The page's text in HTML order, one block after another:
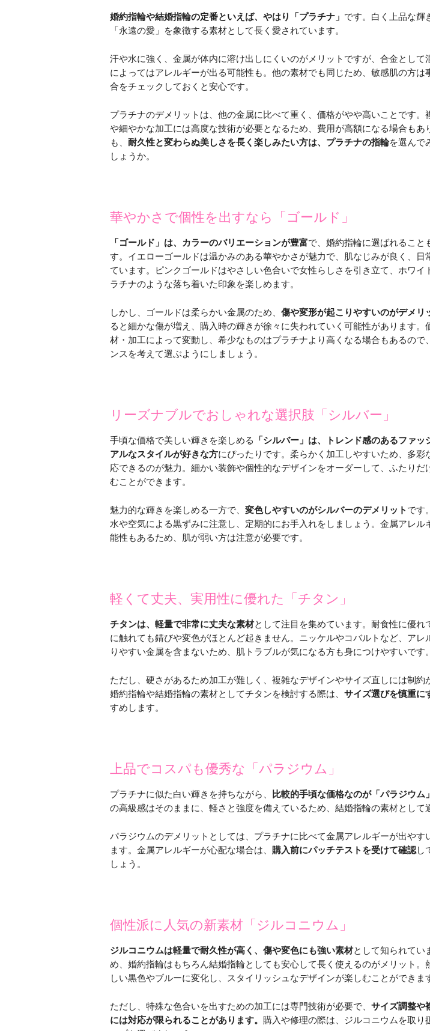
婚約指輪や結婚指輪の定番といえば、やはり「プラチナ」 です。白く上品な輝
「永遠の愛」を象徴する素材として長く愛されています。
汗や水に強く、金属が体内に溶け出しにくいのがメリットですが、合金として
によってはアレルギーが出る可能性も。他の素材でも同じため、敏感肌の方は
合をチェックしておくと安心です。
プラチナのデメリットは、他の金属に比べて重く、価格がやや高いことです。
や細やかな加工には高度な技術が必要となるため、費用が高額になる場合もあ
も、 耐久性と変わらぬ美しさを長く楽しみたい方は、プラチナの指輪を選んで
しょうか。
華やかさで個性を出すなら「ゴールド」
「ゴールド」は、カラーのバリエーションが豊富で、婚約指輪に選ばれること
す。イエローゴールドは温かみのある華やかさが魅力で、肌なじみが良く、日
ています。ピンクゴールドはやさしい色合いで女性らしさを引き立て、ホワイ
ラチナのような落ち着いた印象を楽しめます。
しかし、ゴールドは柔らかい金属のため、 傷や変形が起こりやすいのがデメリ
ると細かな傷が増え、購入時の輝きが徐々に失われていく可能性があります。
材・加工によって変動し、希少なものはプラチナより高くなる場合もあるので
ンスを考えて選ぶようにしましょう。
リーズナブルでおしゃれな選択肢「シルバー」
手頃な価格で美しい輝きを楽しめる 「シルバー」は、トレンド感のあるファッ
アルなスタイルが好きな方にぴったりです。柔らかく加工しやすいため、多彩
応できるのが魅力。細かい装飾や個性的なデザインをオーダーして、ふたりだ
むことができます。
魅力的な輝きを楽しめる一方で、 変色しやすいのがシルバーのデメリット です
水や空気による黒ずみに注意し、定期的にお手入れをしましょう。金属アレル
能性もあるため、肌が弱い方は注意が必要です。
軽くて丈夫、実用性に優れた「チタン」
チタンは、軽量で非常に丈夫な素材として注目を集めています。耐食性に優れ
に触れても錆びや変色がほとんど起きません。ニッケルやコバルトなど、アレ
りやすい金属を含まないため、肌トラブルが気になる方も身につけやすいです。
ただし、硬さがあるため加工が難しく、複雑なデザインやサイズ直しには制約
婚約指輪や結婚指輪の素材としてチタンを検討する際は、 サイズ選びを慎重に
すめします。
上品でコスパも優秀な「パラジウム」
プラチナに似た白い輝きを持ちながら、 比較的手頃な価格なのが「パラジウム」
の高級感はそのままに、軽さと強度を備えているため、結婚指輪の素材として
パラジウムのデメリットとしては、プラチナに比べて金属アレルギーが出やす
ます。金属アレルギーが心配な場合は、
購入前にパッチテストを受けて確認し
しょう。
個性派に人気の新素材「ジルコニウム」
ジルコニウムは軽量で耐久性が高く、傷や変色にも強い素材として知られてい
め、婚約指輪はもちろん結婚指輪としても安心して長く使えるのがメリット。
しい黒色やブルーに変化し、スタイリッシュなデザインが楽しむことができま
ただし、特殊な色合いを出すための加工には専門技術が必要で、 サイズ調整や
には対応が限られることがあります。 購入や修理の際は、ジルコニウムを取り